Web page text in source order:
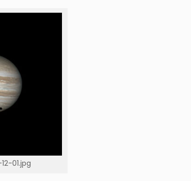
01.jpg